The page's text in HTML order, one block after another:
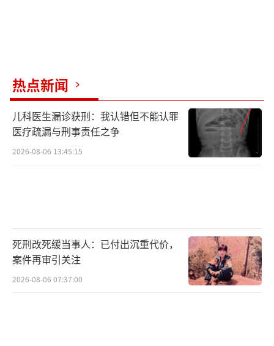
热点新闻
儿科医生漏诊获刑：我认错但不能认罪
医疗疏漏与刑事责任之争
2026-08-06 13:45:15
死刑改死缓当事人：已付出沉重代价，
案件再审引关注
2026-08-06 07:37:00